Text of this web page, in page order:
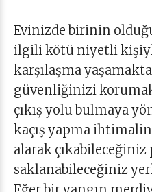
Evinizde birinin
ilgili kötü niyetli
karşılaşma
güvenliğinizi
çıkış yolu bulmaya
kaçış yapma
alarak
saklanabileceğiniz